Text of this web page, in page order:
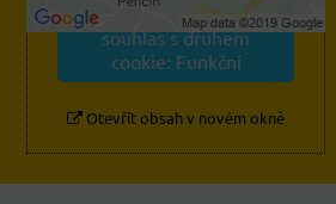
Povolit a zapamatovat -
souhlas s druhem
cookie: Funkční
Otevřít obsah v novém okně